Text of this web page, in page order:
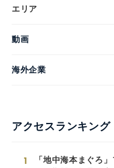
エリア
動画
海外企業
アクセスランキング
1
「地中海本まぐろ